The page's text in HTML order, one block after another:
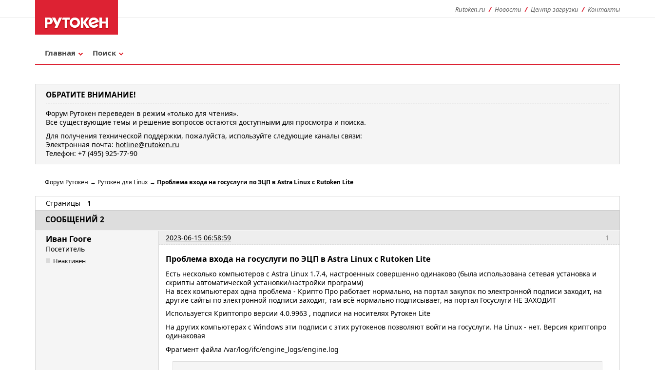
Rutoken.ru Новости Центр загрузки Контакты
Главная Поиск
ОБРАТИТЕ ВНИМАНИЕ!
Форум Рутокен переведен в режим «только для чтения».
Все существующие темы и решение вопросов остаются доступными для просмотра и поиска.
Для получения технической поддержки, пожалуйста, используйте следующие каналы связи:
Электронная почта: hotline@rutoken.ru
Телефон: +7 (495) 925-77-90
Форум Рутокен → Рутокен для Linux → Проблема входа на госуслуги по ЭЦП в Astra Linux с Rutoken Lite
Страницы 1
СООБЩЕНИЙ 2
1
Иван Гооге
2023-06-15 06:58:59
Посетитель
Неактивен Проблема входа на госуслуги по ЭЦП в Astra Linux с Rutoken Lite
Есть несколько компьютеров с Astra Linux 1.7.4, настроенных совершенно одинаково (была использована сетевая установка и
скрипты автоматической установки/настройки программ)
На всех компьютерах одна проблема - Крипто Про работает нормально, на портал закупок по электронной подписи заходит, на
другие сайты по электронной подписи заходит, там всё нормально подписывает, на портал Госуслуги НЕ ЗАХОДИТ
Используется Криптопро версии 4.0.9963 , подписи на носителях Рутокен Lite
На других компьютерах с Windows эти подписи с этих рутокенов позволяют войти на госуслуги. На Linux - нет. Версия криптопро
одинаковая
Фрагмент файла /var/log/ifc/engine_logs/engine.log